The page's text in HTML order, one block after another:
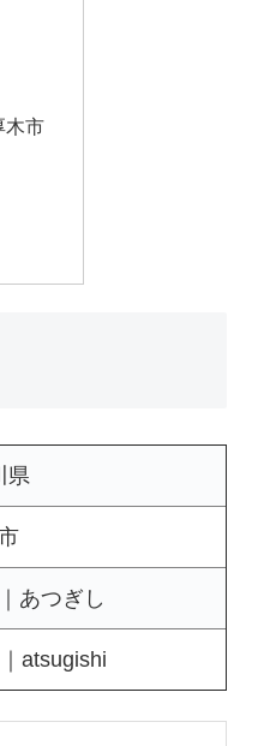
木市
県
あつぎし
atsugishi